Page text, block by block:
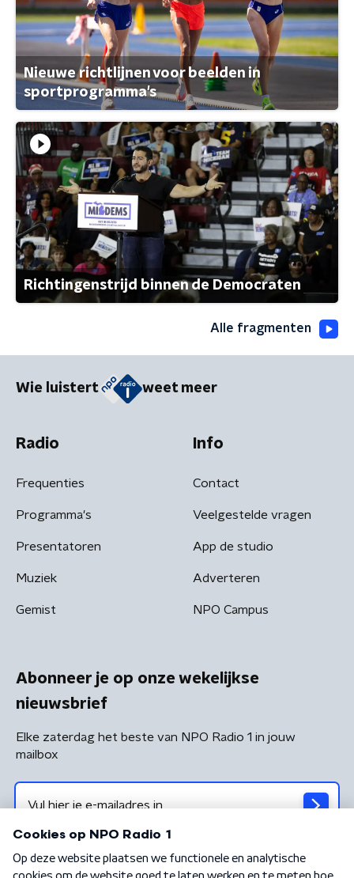
Nieuwe richtlijnen voor beelden in
sportprogramma's
Richtingenstrijd binnen de Democraten
Alle fragmenten
Wie luistert weet meer
Radio
Frequenties
Programma's
Presentatoren
Muziek
Gemist
Info
Contact
Veelgestelde vragen
App de studio
Adverteren
NPO Campus
Abonneer je op onze wekelijkse
nieuwsbrief
Elke zaterdag het beste van NPO Radio 1 in jouw
mailbox